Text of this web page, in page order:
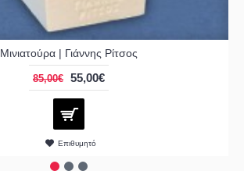
Μινιατούρα | Γιάννης Ρίτσος
85,00€ 55,00€
Επιθυμητό